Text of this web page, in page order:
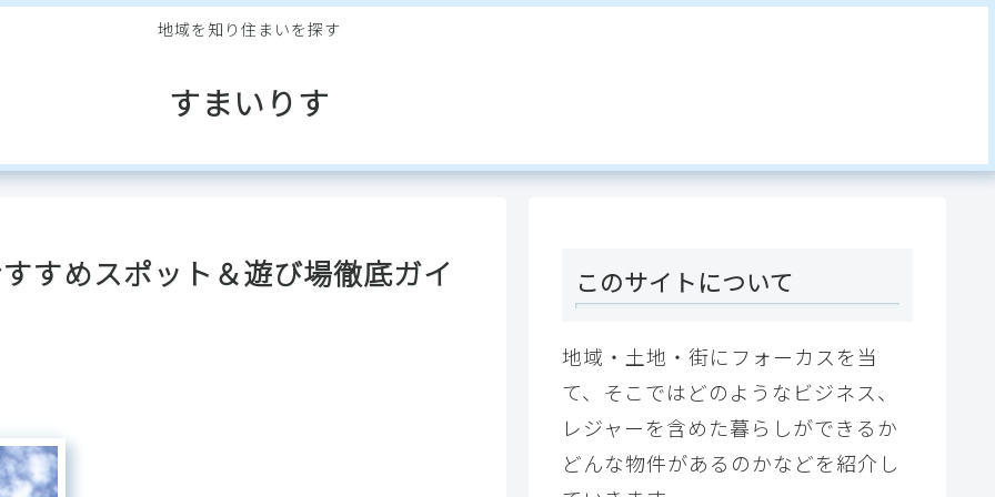
地域を知り住まいを探す
すまいりす
すめスポット＆遊び場徹底ガイ このサイトについて
地域・土地・街にフォーカスを当
て、そこではどのようなビジネス、
レジャーを含めた暮らしができるか
どんな物件があるのかなどを紹介し